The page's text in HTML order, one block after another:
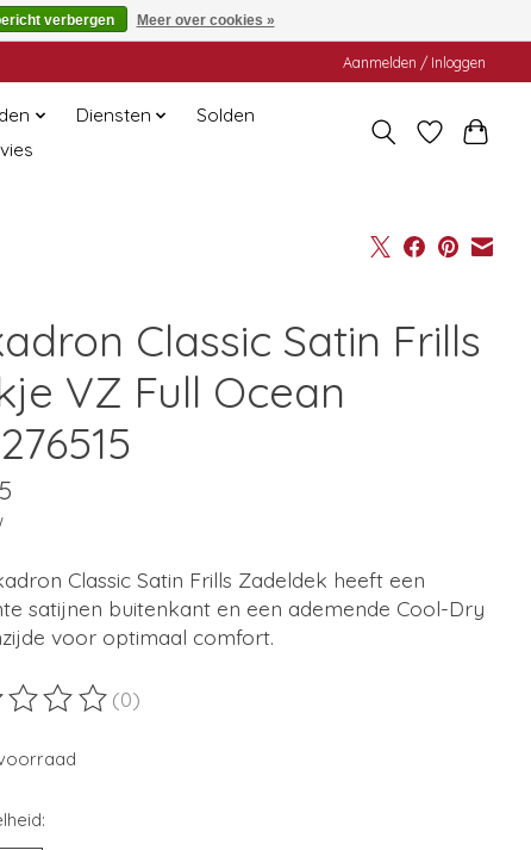
Aanmelden / Inloggen
Diensten
Solden
Classic Satin Frills
VZ Full Ocean
Classic Satin Frills Zadeldek heeft een
satijnen buitenkant en een ademende Cool-Dry
voor optimaal comfort.
van dit product is
(0)
verbergen Meer over cookies »